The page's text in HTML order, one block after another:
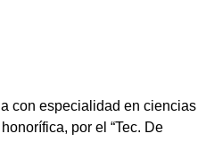
con especialidad en ciencias
por el “Tec. De